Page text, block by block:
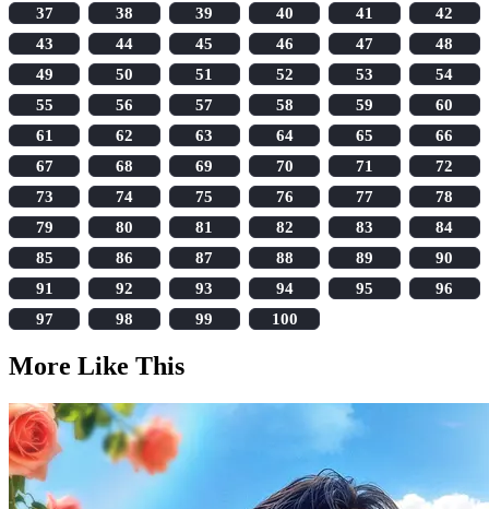
37
38 39 40 41
42
43
44 45 46 47
48
49
50 51 52 53
54
55
56 57 58 59
60
61
62 63 64 65
66
67
68 69 70 71
72
73
74 75 76 77
78
79
80 81 82 83
84
85
86 87 88 89
90
91
92 93 94 95
96
97
98 99 100
More Like This